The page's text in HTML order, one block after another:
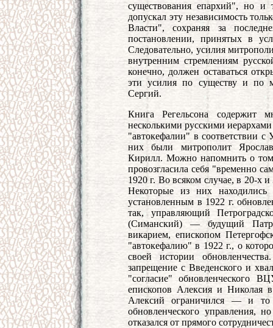
существования епархий", но
допускал эту независимость
Власти", сохраняя за
постановлении, принятых в
Следовательно, усилия
внутренним стремлениям
конечно, должен оставаться
эти усилия по существу и по
Сергий.
Книга Регельсона содержит
несколькими русскими
"автокефалии" в соответствии с
них были митрополит
Кирилл. Можно напомнить о
провозгласила себя "временно
1920 г. Во всяком случае, в 20-х
Некоторые из них
установленным в 1922 г.
так, управляющий
(Симанский) — будущий
викарием, епископом
"автокефалию" в 1922 г., о
своей истории
запрещение с Введенского и
"согласие" обновленческого
епископов Алексия и Николая
Алексий ограничился — и то
обновленческого управления,
отказался от прямого